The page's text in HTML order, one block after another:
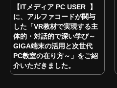
【ITメディア PC USER_】
に、アルファコードが関与
した「VR教材で実現する主
体的・対話的で深い学び～
GIGA端末の活用と次世代
PC教室の在り方～」をご紹
介いただきました。